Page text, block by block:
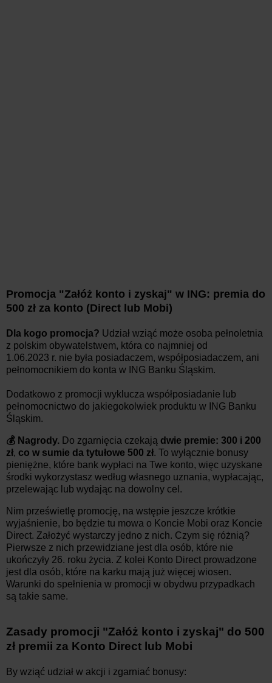
Promocja "Załóż konto i zyskaj" w ING: premia do
500 zł za konto (Direct lub Mobi)
Dla kogo promocja? Udział wziąć może osoba pełnoletnia
z polskim obywatelstwem, która co najmniej od
1.06.2023 r. nie była posiadaczem, współposiadaczem, ani
pełnomocnikiem do konta w ING Banku Śląskim.
Dodatkowo z promocji wyklucza współposiadanie lub
pełnomocnictwo do jakiegokolwiek produktu w ING Banku
Śląskim.
💰 Nagrody. Do zgarnięcia czekają dwie premie: 300 i 200
zł, co w sumie da tytułowe 500 zł. To wyłącznie bonusy
pieniężne, które bank wypłaci na Twe konto, więc uzyskane
środki wykorzystasz według własnego uznania, wypłacając,
przelewając lub wydając na dowolny cel.
Nim prześwietlę promocję, na wstępie jeszcze krótkie
wyjaśnienie, bo będzie tu mowa o Koncie Mobi oraz Koncie
Direct. Założyć wystarczy jedno z nich. Czym się różnią?
Pierwsze z nich przewidziane jest dla osób, które nie
ukończyły 26. roku życia. Z kolei Konto Direct prowadzone
jest dla osób, które na karku mają już więcej wiosen.
Warunki do spełnienia w promocji w obydwu przypadkach
są takie same.
Zasady promocji "Załóż konto i zyskaj" do 500
zł premii za Konto Direct lub Mobi
By wziąć udział w akcji i zgarniać bonusy: